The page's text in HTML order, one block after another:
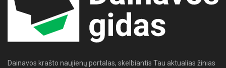
Dainavos krašto naujienų portalas, skelbiantis Tau aktualias žinias